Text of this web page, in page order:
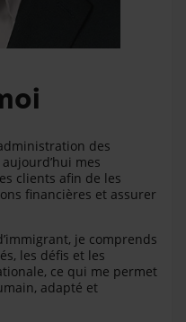
des
mes
clients afin de les
financières et assurer
je comprends
les défis et les
ce qui me permet
adapté et